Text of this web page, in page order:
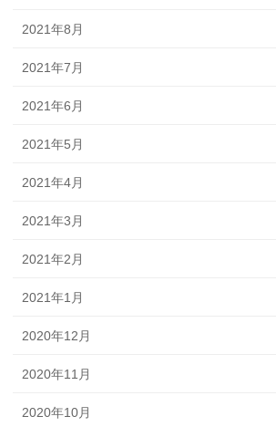
2021年8月
2021年7月
2021年6月
2021年5月
2021年4月
2021年3月
2021年2月
2021年1月
2020年12月
2020年11月
2020年10月